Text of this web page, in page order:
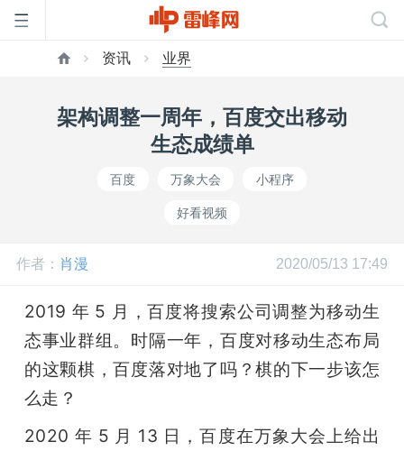
公
开
资讯 业界
架构调整一周年，百度交出移动
生态成绩单
百度 万象大会 小程序
好看视频
作者： 肖漫 2020/05/13 17:49
2019 年 5 月，百度将搜索公司调整为移动生
态事业群组。时隔一年，百度对移动生态布局
的这颗棋，百度落对地了吗？棋的下一步该怎
么走？
2020 年 5 月 13 日，百度在万象大会上给出